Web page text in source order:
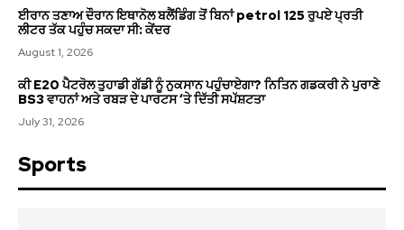
ਈਰਾਨ ਤਣਾਅ ਦੌਰਾਨ ਇਥਾਨੋਲ ਬਲੈਂਡਿੰਗ ਤੋਂ ਬਿਨਾਂ petrol 125 ਰੁਪਏ ਪ੍ਰਤੀ
ਲੀਟਰ ਤੱਕ ਪਹੁੰਚ ਸਕਦਾ ਸੀ: ਕੇਂਦਰ
August 1, 2026
ਕੀ E20 ਪੈਟਰੋਲ ਤੁਹਾਡੀ ਗੱਡੀ ਨੂੰ ਨੁਕਸਾਨ ਪਹੁੰਚਾਏਗਾ? ਨਿਤਿਨ ਗਡਕਰੀ ਨੇ ਪੁਰਾਣੇ
BS3 ਵਾਹਨਾਂ ਅਤੇ ਰਬੜ ਦੇ ਪਾਰਟਸ ‘ਤੇ ਦਿੱਤੀ ਸਪੱਸ਼ਟਤਾ
July 31, 2026
Sports